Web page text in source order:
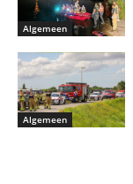
Algemeen
Algemeen